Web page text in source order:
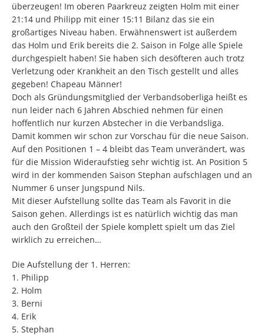
überzeugen! Im oberen Paarkreuz zeigten Holm mit einer
21:14 und Philipp mit einer 15:11 Bilanz das sie ein
großartiges Niveau haben. Erwähnenswert ist außerdem
das Holm und Erik bereits die 2. Saison in Folge alle Spiele
durchgespielt haben! Sie haben sich desöfteren auch trotz
Verletzung oder Krankheit an den Tisch gestellt und alles
gegeben! Chapeau Männer!
Doch als Gründungsmitglied der Verbandsoberliga heißt es
nun leider nach 6 Jahren Abschied nehmen für einen
hoffentlich nur kurzen Abstecher in die Verbandsliga.
Damit kommen wir schon zur Vorschau für die neue Saison.
Auf den Positionen 1 – 4 bleibt das Team unverändert, was
für die Mission Wideraufstieg sehr wichtig ist. An Position 5
wird in der kommenden Saison Stephan aufschlagen und an
Nummer 6 unser Jungspund Nils.
Mit dieser Aufstellung sollte das Team als Favorit in die
Saison gehen. Allerdings ist es natürlich wichtig das man
auch den Großteil der Spiele komplett spielt um das Ziel
wirklich zu erreichen…
Die Aufstellung der 1. Herren:
1. Philipp
2. Holm
3. Berni
4. Erik
5. Stephan